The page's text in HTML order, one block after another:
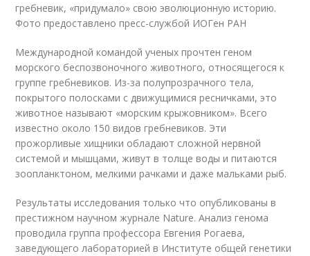
гребневик, «придумало» свою эволюционную историю.
Фото предоставлено пресс-службой ИОГен РАН
Международной командой ученых прочтен геном
морского беспозвоночного животного, относящегося к
группе гребневиков. Из-за полупрозрачного тела,
покрытого полосками с движущимися ресничками, это
животное называют «морским крыжовником». Всего
известно около 150 видов гребневиков. Эти
прожорливые хищники обладают сложной нервной
системой и мышцами, живут в толще воды и питаются
зоопланктоном, мелкими рачками и даже мальками рыб.
Результаты исследования только что опубликованы в
престижном научном журнале Nature. Анализ генома
проводила группа профессора Евгения Рогаева,
заведующего лабораторией в Институте общей генетики